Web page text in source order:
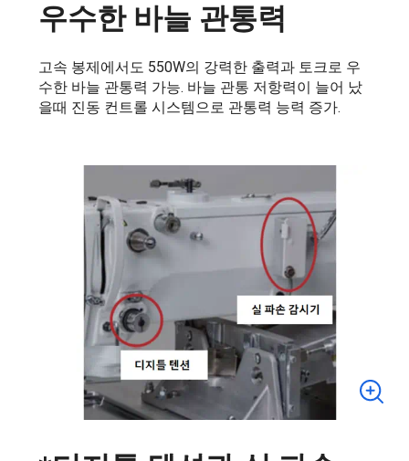
우수한 바늘 관통력
고속 봉제에서도 550W의 강력한 출력과 토크로 우
수한 바늘 관통력 가능. 바늘 관통 저항력이 늘어 났
을때 진동 컨트롤 시스템으로 관통력 능력 증가.